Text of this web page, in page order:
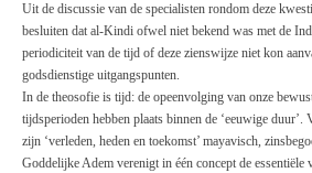
Uit de discussie van de specialisten rondom deze
besluiten dat al-Kindi ofwel niet bekend was met de
periodiciteit van de tijd of deze zienswijze niet kon
godsdienstige uitgangspunten.
In de theosofie is tijd: de opeenvolging van onze
tijdsperioden hebben plaats binnen de ‘eeuwige duur’.
zijn ‘verleden, heden en toekomst’ mayavisch,
Goddelijke Adem verenigt in één concept de